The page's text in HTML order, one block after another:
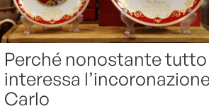
Perché nonostante
interessa
Carlo